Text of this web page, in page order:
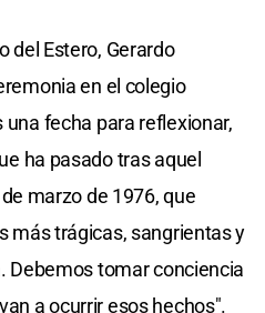
del Estero, Gerardo
en el colegio
fecha para reflexionar,
ha pasado tras aquel
marzo de 1976, que
más trágicas, sangrientas y
Debemos tomar conciencia
a ocurrir esos hechos".